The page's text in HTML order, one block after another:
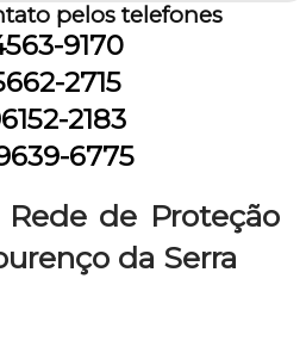
pelos telefones
9170
2715
2183
6775
Rede de Proteção
da Serra